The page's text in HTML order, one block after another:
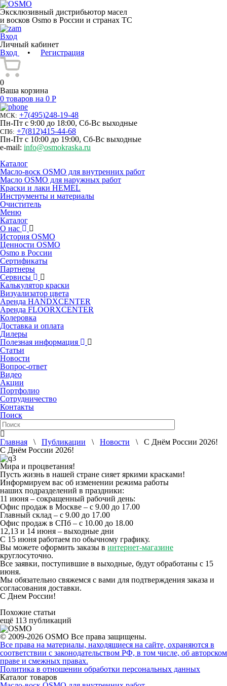
Эксклюзивный дистрибьютор масел
и восков Osmo в России и странах ТС
Вход
Личный кабинет
Вход
• Регистрация
0
Ваша корзина
0 товаров на 0 Р
МСК: +7(495)248-19-48
Пн-Пт с 9:00 до 18:00, Сб-Вс выходные
СПб: +7(812)415-44-68
Пн-Пт с 10:00 до 19:00, Сб-Вс выходные
e-mail: info@osmokraska.ru
Каталог
Масло-воск OSMO для внутренних работ
Масло OSMO для наружных работ
Краски и лаки HEMEL
Инструменты и материалы
Очиститель
Меню
Каталог
О нас
История OSMO
Ценности OSMO
Osmo в России
Сертификаты
Партнеры
Сервисы
Калькулятор краски
Визуализатор цвета
Аренда HANDXCENTER
Аренда FLOORXCENTER
Колеровка
Доставка и оплата
Дилеры
Полезная информация
Статьи
Новости
Вопрос-ответ
Видео
Акции
Портфолио
Сотрудничество
Контакты
Поиск
Главная \ Публикации \ Новости \ С Днём России 2026!
С Днём России 2026!
Мира и процветания!
Пусть жизнь в нашей стране сияет яркими красками!
Информируем вас об изменении режима работы
наших подразделений в праздники:
11 июня – сокращенный рабочий день:
Офис продаж в Москве – с 9.00 до 17.00
Главный склад – с 9.00 до 17.00
Офис продаж в СПб – с 10.00 до 18.00
12,13 и 14 июня – выходные дни
С 15 июня работаем по обычному графику.
Вы можете оформить заказы в интернет-магазине
круглосуточно.
Все заявки, поступившие в выходные, будут обработаны с 15
июня.
Мы обязательно свяжемся с вами для подтверждения заказа и
согласования доставки.
С Днем России!
Похожие статьи
ещё 113 публикаций
© 2009-2026 OSMO Все права защищены.
Все права на материалы, находящиеся на сайте, охраняются в
соответствии с законодательством РФ, в том числе, об авторском
праве и смежных правах.
Политика в отношении обработки персональных данных
Каталог товаров